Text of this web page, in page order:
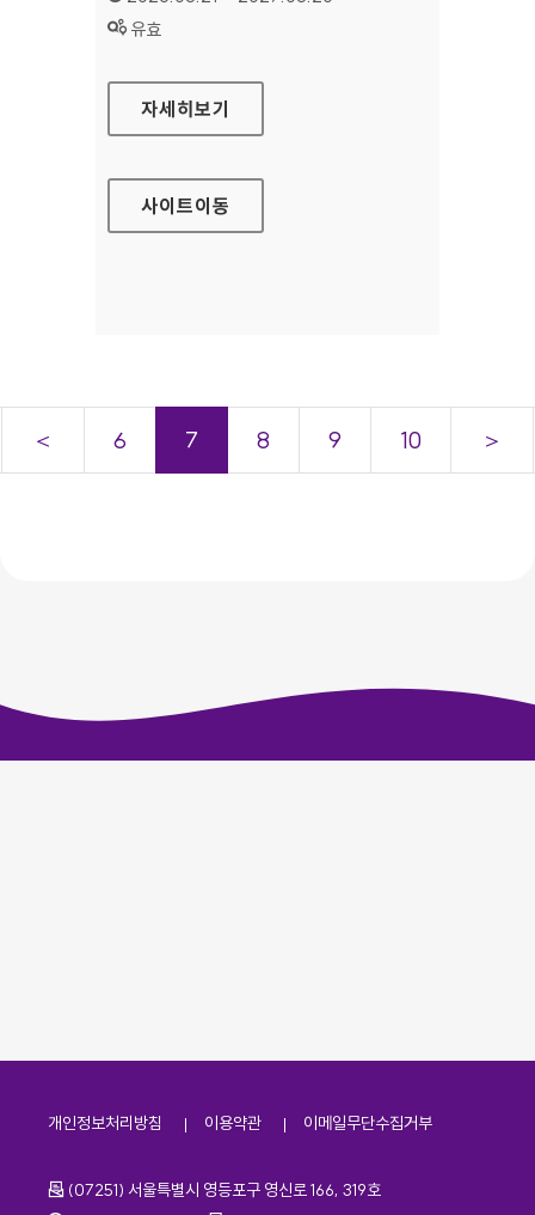
상태 :
유효
국민건강보험공단 인재개발원 대표
자세히보기
사이트이동
＜ 6 7 8 9 10 ＞
개인정보처리방침 이용약관 이메일무단수집거부
주소
(07251) 서울특별시 영등포구 영신로 166, 319호